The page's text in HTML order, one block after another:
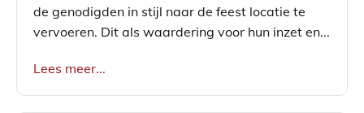
de genodigden in stijl naar de feest locatie te
vervoeren. Dit als waardering voor hun inzet en...
Lees meer...